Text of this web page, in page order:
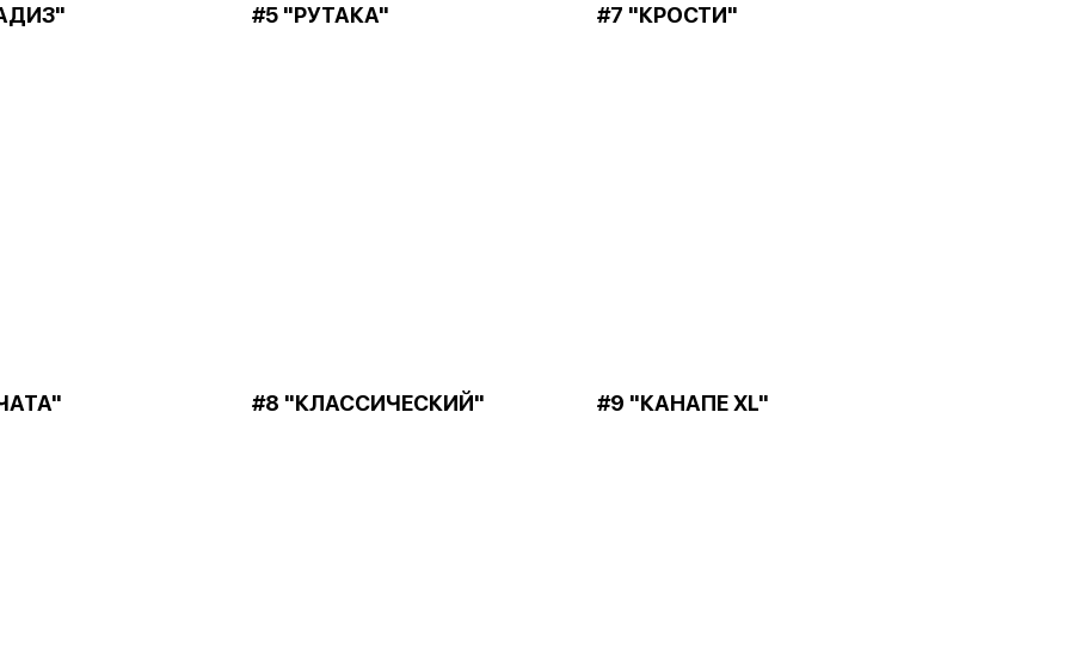
#5 "РУТАКА" #7 "КРОСТИ"
#8 "КЛАССИЧЕСКИЙ" #9 "КАНАПЕ XL"